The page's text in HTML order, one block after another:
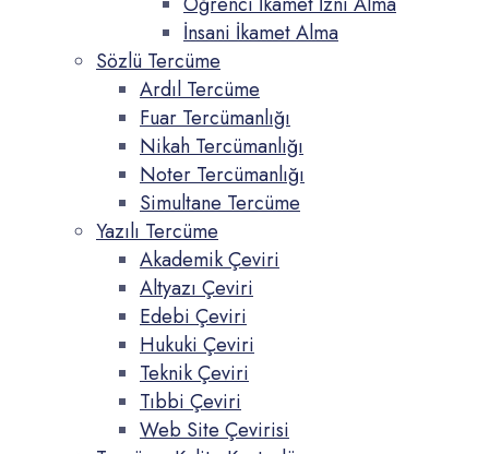
İnsani İkamet Alma
Sözlü Tercüme
Ardıl Tercüme
Fuar Tercümanlığı
Nikah Tercümanlığı
Noter Tercümanlığı
Simultane Tercüme
Yazılı Tercüme
Akademik Çeviri
Altyazı Çeviri
Edebi Çeviri
Hukuki Çeviri
Teknik Çeviri
Tıbbi Çeviri
Web Site Çevirisi